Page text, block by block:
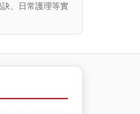
、日常護理等實